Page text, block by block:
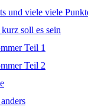
und viele viele
soll es sein
Teil 1
Teil 2